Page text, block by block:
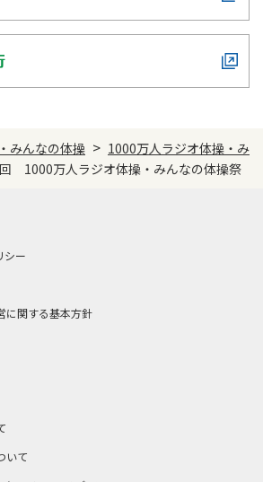
みんなの体操 > 1000万人ラジオ体操・み
1000万人ラジオ体操・みんなの体操祭
シー
に関する基本方針
いて